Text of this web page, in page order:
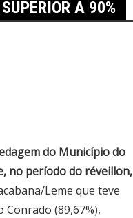
A 90%
do Município do
no período do réveillon,
Leme que teve
(89,67%),